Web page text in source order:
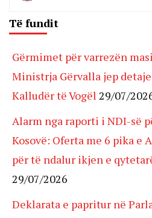
Të fundit
Gërmimet për varrezën
Ministrja Gërvalla jep
Kalludër të Vogël 29/07/
Alarm nga raporti i NDI-së
Kosovë: Oferta me 6 pika e
për të ndalur ikjen e
29/07/2026
Deklarata e papritur në